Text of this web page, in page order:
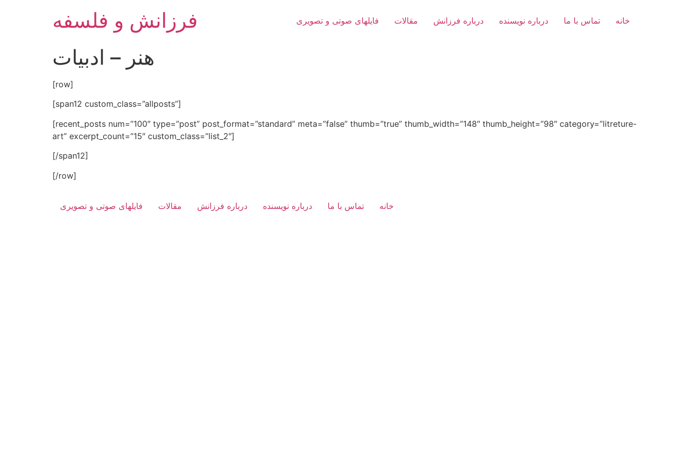
فرزانش و فلسفه فایلهای صوتی و تصویری مقالات درباره فرزانش درباره نویسنده تماس با ما خانه
هنر – ادبیات
[row]
[span12 custom_class=”allposts”]
[recent_posts num=”100″ type=”post” post_format=”standard” meta=”false” thumb=”true” thumb_width=”148″ thumb_height=”98″ category=”litreture-
art” excerpt_count=”15″ custom_class=”list_2″]
[/span12]
[/row]
فایلهای صوتی و تصویری مقالات درباره فرزانش درباره نویسنده تماس با ما خانه